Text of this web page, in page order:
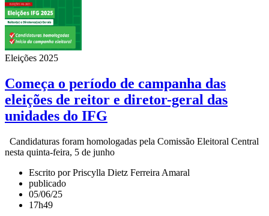
Eleições 2025
Começa o período de campanha das
eleições de reitor e diretor-geral das
unidades do IFG
Candidaturas foram homologadas pela Comissão Eleitoral Central
nesta quinta-feira, 5 de junho
Escrito por Priscylla Dietz Ferreira Amaral
publicado
05/06/25
17h49